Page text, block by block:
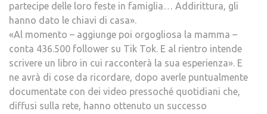
partecipe delle loro feste in famiglia… Addirittura, gli
hanno dato le chiavi di casa».
«Al momento – aggiunge poi orgogliosa la mamma –
conta 436.500 follower su Tik Tok. E al rientro intende
scrivere un libro in cui racconterà la sua esperienza». E
ne avrà di cose da ricordare, dopo averle puntualmente
documentate con dei video pressoché quotidiani che,
diffusi sulla rete, hanno ottenuto un successo